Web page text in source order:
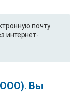
почту
интернет-
ООО). Вы